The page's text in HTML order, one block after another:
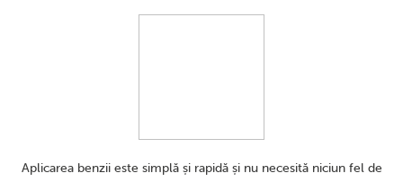
Aplicarea benzii este simplă și rapidă și nu necesită niciun fel de